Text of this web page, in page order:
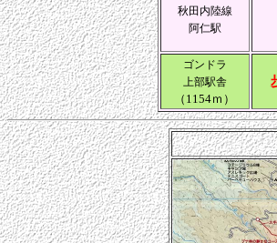
秋田内陸線
阿仁駅
ゴンドラ
上部駅舎
（1154ｍ）